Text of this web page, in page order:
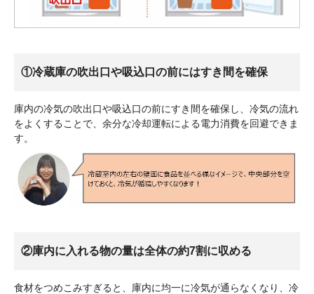
①冷蔵庫の吹出口や吸込口の前にはすき間を確保
庫内の冷気の吹出口や吸込口の前にすき間を確保し、冷気の流れ
をよくすることで、余分な冷却運転による電力消費を回避できま
す。
②庫内に入れる物の量は全体の約7割に収める
食材をつめこみすぎると、庫内に均一に冷気が通らなくなり、冷